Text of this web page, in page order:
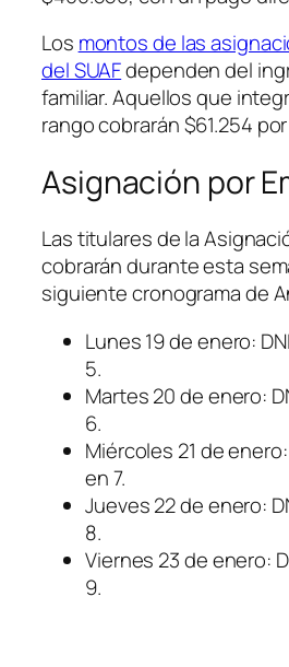
Los montos de las
del SUAFdependen del
familiar. Aquellos que
rango cobrarán $61.254
Asignación por
Las titulares de la
cobrarán durante esta
siguiente cronograma de
Lunes 19 de enero:
5.
Martes 20 de enero:
6.
Miércoles 21 de
en 7.
Jueves 22 de enero:
8.
Viernes 23 de enero:
9.